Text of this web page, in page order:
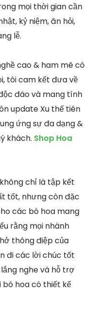
mọi thời gian cần
kỷ niệm, ăn hỏi,
lễ.
cao & ham mê có
tôi cam kết đưa về
đáo và mang tính
update Xu thế tiên
ứng sự đa dạng &
khách. Shop Hoa
chỉ là tập kết
tốt, nhưng còn đặc
các bó hoa mang
rằng mọi nhành
thông điệp của
đi các lời chúc tốt
nghe và hỗ trợ
bó hoa có thiết kế